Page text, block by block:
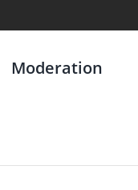
Moderation